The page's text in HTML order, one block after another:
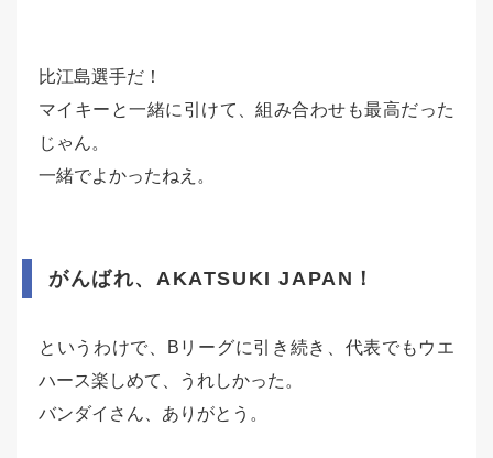
比江島選手だ！
マイキーと一緒に引けて、組み合わせも最高だった
じゃん。
一緒でよかったねえ。
がんばれ、AKATSUKI JAPAN！
というわけで、Bリーグに引き続き、代表でもウエ
ハース楽しめて、うれしかった。
バンダイさん、ありがとう。